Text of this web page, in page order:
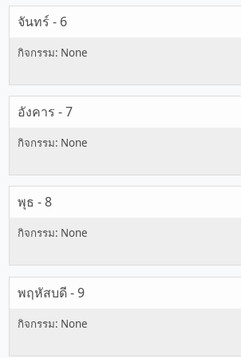
จันทร์ - 6
อังคาร - 7
พุธ - 8
พฤหัสบดี - 9